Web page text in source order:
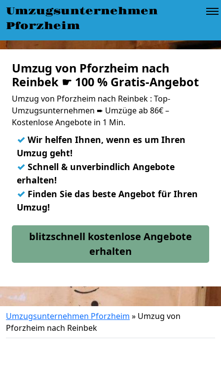
Umzugsunternehmen
Pforzheim
Umzug von Pforzheim nach
Reinbek ☛ 100 % Gratis-Angebot
Umzug von Pforzheim nach Reinbek : Top-
Umzugsunternehmen ➨ Umzüge ab 86€ –
Kostenlose Angebote in 1 Min.
✓ Wir helfen Ihnen, wenn es um Ihren
Umzug geht!
✓ Schnell & unverbindlich Angebote
erhalten!
✓ Finden Sie das beste Angebot für Ihren
Umzug!
blitzschnell kostenlose Angebote
erhalten
Umzugsunternehmen Pforzheim » Umzug von
Pforzheim nach Reinbek